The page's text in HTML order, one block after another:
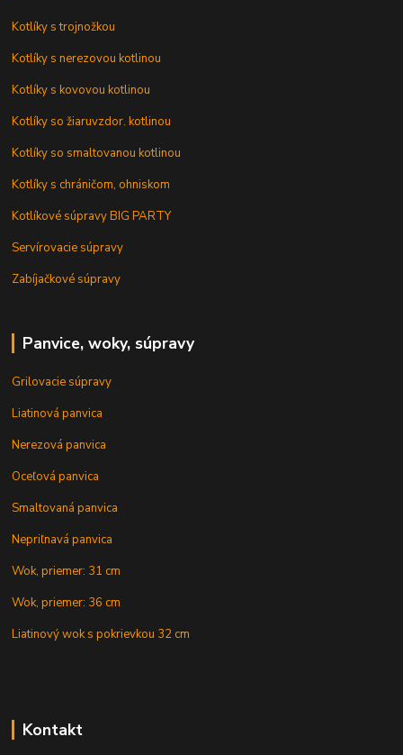
Kotlíky s trojnožkou
Kotlíky s nerezovou kotlinou
Kotlíky s kovovou kotlinou
Kotlíky so žiaruvzdor. kotlinou
Kotlíky so smaltovanou kotlinou
Kotlíky s chráničom, ohniskom
Kotlíkové súpravy BIG PARTY
Servírovacie súpravy
Zabíjačkové súpravy
Panvice, woky, súpravy
Grilovacie súpravy
Liatinová panvica
Nerezová panvica
Oceľová panvica
Smaltovaná panvica
Nepriľnavá panvica
Wok, priemer: 31 cm
Wok, priemer: 36 cm
Liatinový wok s pokrievkou 32 cm
Kontakt